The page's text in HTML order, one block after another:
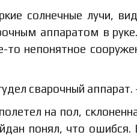
солнечные лучи,
аппаратом в
непонятное
сварочный
на пол,
понял, что ошибся.